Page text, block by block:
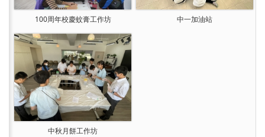
100周年校慶蚊膏工作坊 中一加油站
中秋月餅工作坊